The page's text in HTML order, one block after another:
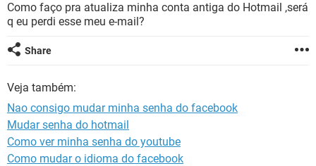
GUIA DE COMPRAS
INSTAGRAM
GUIA DE COMPRAS
CELULAR FACEBOOK
INSTAGRAM
GUIA DE COMPRAS
Como faço pra atualiza minha conta antiga do Hotmail ,será
q eu perdi esse meu e-mail?
Share
Veja também:
Nao consigo mudar minha senha do facebook
Mudar senha do hotmail
Como ver minha senha do youtube
Como mudar o idioma do facebook